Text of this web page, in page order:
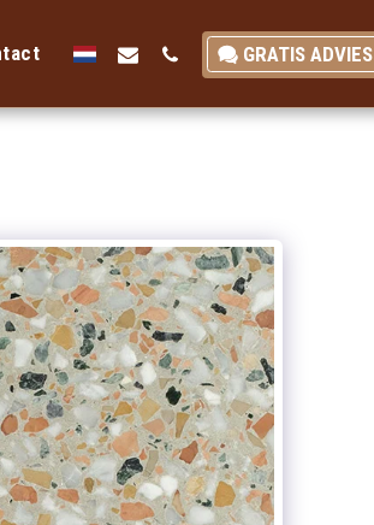
GRATIS ADVIES